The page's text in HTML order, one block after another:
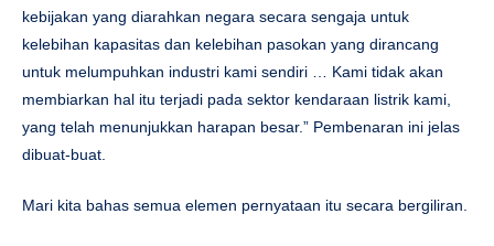
kebijakan yang diarahkan negara secara sengaja untuk
kelebihan kapasitas dan kelebihan pasokan yang dirancang
untuk melumpuhkan industri kami sendiri … Kami tidak akan
membiarkan hal itu terjadi pada sektor kendaraan listrik kami,
yang telah menunjukkan harapan besar.” Pembenaran ini jelas
dibuat-buat.
Mari kita bahas semua elemen pernyataan itu secara bergiliran.